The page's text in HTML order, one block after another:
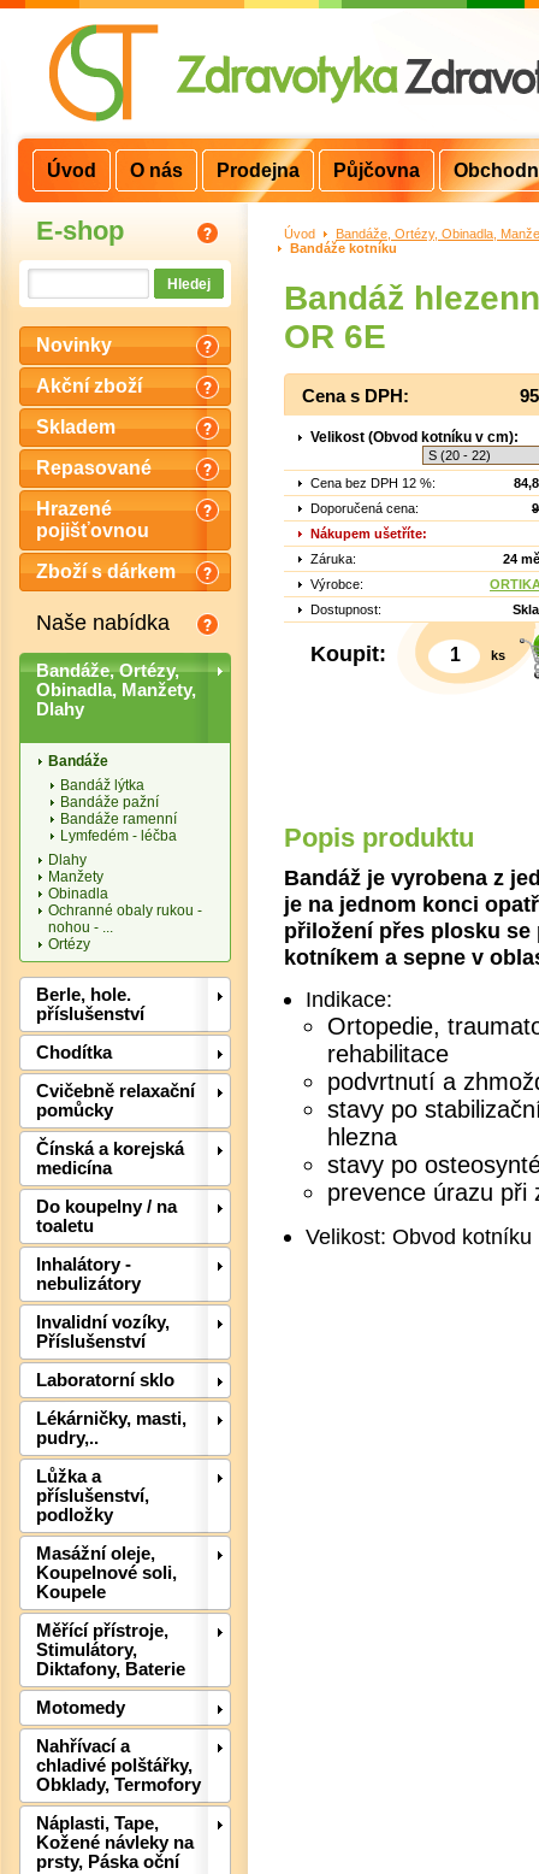
E-shop
Novinky
Akční zboží
Skladem
Repasované
Hrazené
pojišťovnou
Zboží s dárkem
Naše nabídka
Bandáže, Ortézy,
Obinadla, Manžety,
Dlahy
Bandáže
Bandáž lýtka
Bandáže pažní
Bandáže ramenní
Lymfedém - léčba
Dlahy
Manžety
Obinadla
Ochranné obaly rukou -
nohou - ...
Ortézy
Berle, hole.
příslušenství
Chodítka
Cvičebně relaxační
pomůcky
Čínská a korejská
medicína
Do koupelny / na
toaletu
Inhalátory -
nebulizátory
Invalidní vozíky,
Příslušenství
Laboratorní sklo
Lékárničky, masti,
pudry,..
Lůžka a
příslušenství,
podložky
Masážní oleje,
Koupelnové soli,
Koupele
Měřící přístroje,
Stimulátory,
Diktafony, Baterie
Motomedy
Nahřívací a
chladivé polštářky,
Obklady, Termofory
Náplasti, Tape,
Kožené návleky na
prsty, Páska oční
Úvod >
Bandáže, Ortézy, Obinadla,
Bandáže kotníku
Bandáž
OR 6E
Cena s DPH:
Velikost (Obvod kotníku v cm):
Cena bez DPH 12 %:
Doporučená cena:
Nákupem ušetříte:
Záruka:
24
Výrobce:
Dostupnost:
Koupit: ks
Popis produktu
Bandáž je vyrobena z
je na jednom konci
přiložení přes plosku
kotníkem a sepne v
Indikace:
Ortopedie,
rehabilitace
podvrtnutí a
stavy po
hlezna
stavy po
prevence úrazu při
Velikost: Obvod kotníku
Úvod O nás Prodejna Půjčovna